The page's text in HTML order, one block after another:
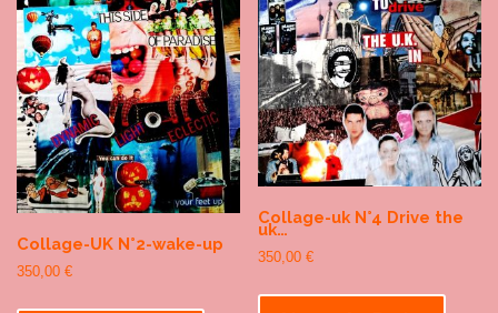
Collage-UK N°2-wake-up
350,00 €
Collage-uk N°4 Drive the
uk…
350,00€